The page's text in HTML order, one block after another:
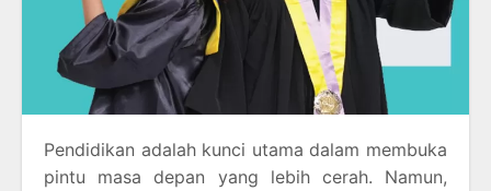
Pendidikan adalah kunci utama dalam membuka
pintu masa depan yang lebih cerah. Namun,